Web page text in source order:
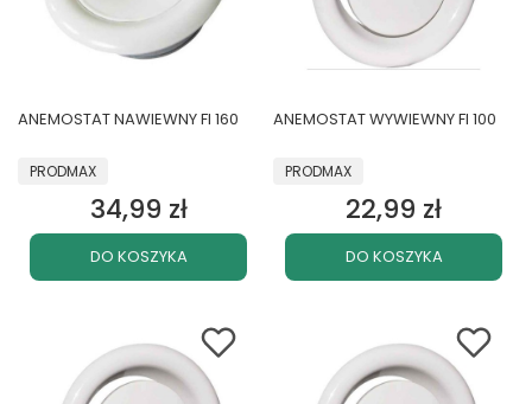
ANEMOSTAT NAWIEWNY FI 160
PRODUCENT
PRODMAX
Cena
34,99 zł
DO KOSZYKA
ANEMOSTAT WYWIEWNY FI 100
PRODUCENT
PRODMAX
Cena
22,99 zł
DO KOSZYKA